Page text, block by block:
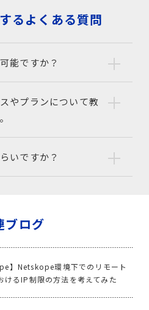
るよくある質問
能ですか？
やプランについて教
いですか？
ブログ
】Netskope環境下でのリモート
けるIP制限の方法を考えてみた